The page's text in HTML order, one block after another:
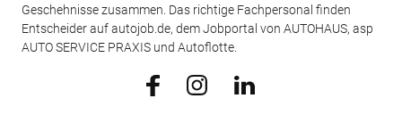
Geschehnisse zusammen. Das richtige Fachpersonal finden
Entscheider auf autojob.de, dem Jobportal von AUTOHAUS, asp
AUTO SERVICE PRAXIS und Autoflotte.